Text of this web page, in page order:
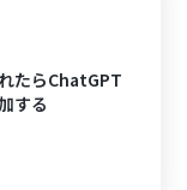
たらChatGPT
する